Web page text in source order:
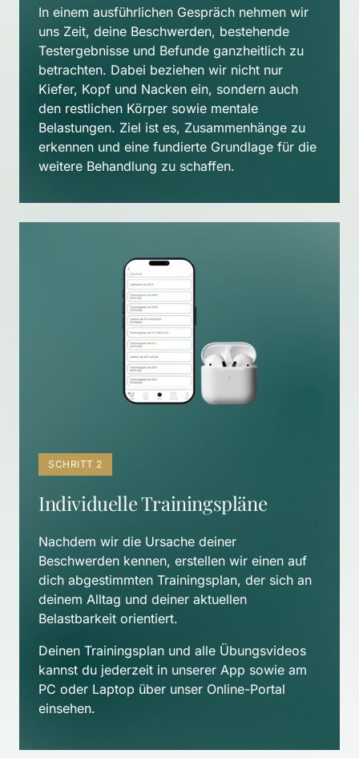
In einem ausführlichen Gespräch nehmen wir
uns Zeit, deine Beschwerden, bestehende
Testergebnisse und Befunde ganzheitlich zu
betrachten. Dabei beziehen wir nicht nur
Kiefer, Kopf und Nacken ein, sondern auch
den restlichen Körper sowie mentale
Belastungen. Ziel ist es, Zusammenhänge zu
erkennen und eine fundierte Grundlage für die
weitere Behandlung zu schaffen.
SCHRITT 2
Individuelle Trainingspläne
Nachdem wir die Ursache deiner
Beschwerden kennen, erstellen wir einen auf
dich abgestimmten Trainingsplan, der sich an
deinem Alltag und deiner aktuellen
Belastbarkeit orientiert.
Deinen Trainingsplan und alle Übungsvideos
kannst du jederzeit in unserer App sowie am
PC oder Laptop über unser Online-Portal
einsehen.